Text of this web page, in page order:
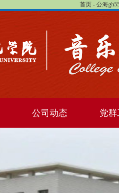
首页 - 公海
公司动态 党